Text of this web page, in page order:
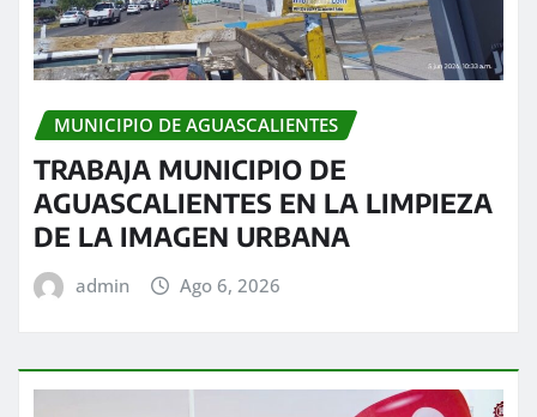
MUNICIPIO DE AGUASCALIENTES
TRABAJA MUNICIPIO DE
AGUASCALIENTES EN LA LIMPIEZA
DE LA IMAGEN URBANA
admin Ago 6, 2026